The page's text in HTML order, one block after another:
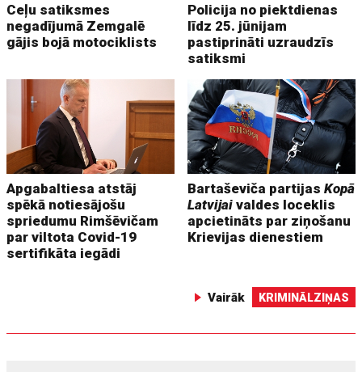
Ceļu satiksmes
negadījumā Zemgalē
gājis bojā motociklists
Policija no piektdienas
līdz 25. jūnijam
pastiprināti uzraudzīs
satiksmi
Apgabaltiesa atstāj
spēkā notiesājošu
spriedumu Rimšēvičam
par viltota Covid-19
sertifikāta iegādi
Bartaševiča partijasKopā
Latvijai valdes loceklis
apcietināts par ziņošanu
Krievijas dienestiem
Vairāk KRIMINĀLZIŅAS